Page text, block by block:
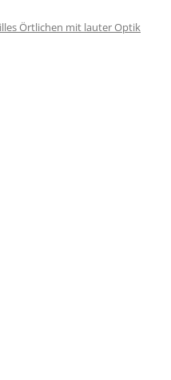
Örtlichen mit lauter Optik